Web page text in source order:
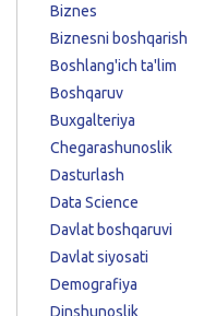
Biznes
Biznesni boshqarish
Boshlang'ich ta'lim
Boshqaruv
Buxgalteriya
Chegarashunoslik
Dasturlash
Data Science
Davlat boshqaruvi
Davlat siyosati
Demografiya
Dinshunoslik